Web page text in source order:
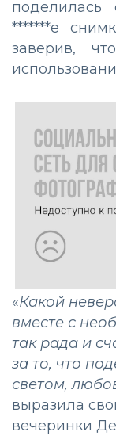
*******е
заверив,
«Какой
вместе с
так рада и
за то, что
светом,
выразила
вечеринки